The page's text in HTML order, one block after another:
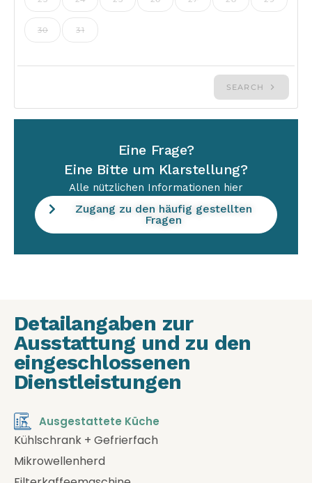
Eine Frage?
Eine Bitte um Klarstellung?
Alle nützlichen Informationen hier
Zugang zu den häufig gestellten
Fragen
Detailangaben zur
Ausstattung und zu den
eingeschlossenen
Dienstleistungen
Ausgestattete Küche
Kühlschrank + Gefrierfach
Mikrowellenherd